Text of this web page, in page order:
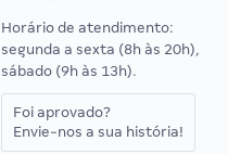
Horário de atendimento:
segunda a sexta (8h às 20h),
sábado (9h às 13h).
Foi aprovado?
Envie-nos a sua história!